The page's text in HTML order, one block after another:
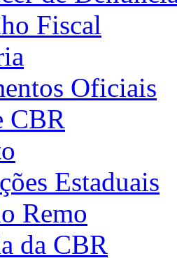
Fiscal
Oficiais
CBR
Estaduais
Remo
da CBR